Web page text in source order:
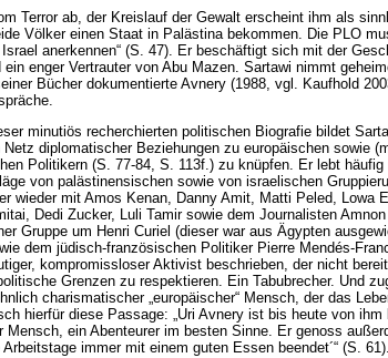
Terror ab, der Kreislauf der Gewalt erscheint ihm als
Völker einen Staat in Palästina bekommen. Die PLO
anerkennen“ (S. 47). Er beschäftigt sich mit der
enger Vertrauter von Abu Mazen. Sartawi nimmt
Bücher dokumentierte Avnery (1988, vgl. Kaufhold
minutiös recherchierten politischen Biografie bildet
Netz diplomatischer Beziehungen zu europäischen sowie
Politikern (S. 77-84, S. 113f.) zu knüpfen. Er lebt
von palästinensischen sowie von israelischen
wieder mit Amos Kenan, Danny Amit, Matti Peled, Lowa
Dedi Zucker, Luli Tamir sowie dem Journalisten
Gruppe um Henri Curiel (dieser war aus Ägypten
dem jüdisch-französischen Politiker Pierre Mendés-
kompromissloser Aktivist beschrieben, der nicht
Grenzen zu respektieren. Ein Tabubrecher. Und
charismatischer „europäischer“ Mensch, der das
hierfür diese Passage: „Uri Avnery ist bis heute von ihm
Mensch, ein Abenteurer im besten Sinne. Er genoss
immer mit einem guten Essen beendet´“ (S. 61).